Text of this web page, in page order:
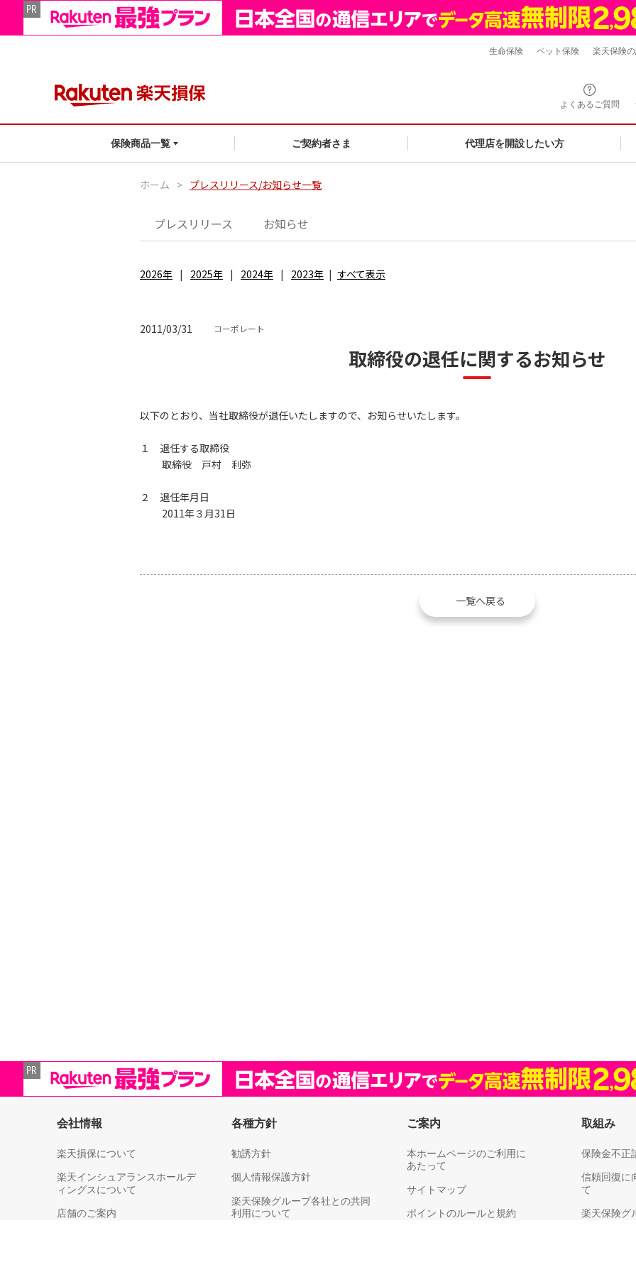
よくあるご質問
保険商品一覧 ご契約者さま 代理店を開設したい方
生命保険 ペット保険 楽天保険
ホーム > プレスリリース/お知らせ一覧
プレスリリース お知らせ
2026年 2025年 2024年 2023年 すべて表示
2011/03/31 コーポレート
取締役の退任に関するお知らせ
以下のとおり、当社取締役が退任いたしますので、お知らせいたします。
１ 退任する取締役
取締役 戸村 利弥
２ 退任年月日
2011年３月31日
一覧へ戻る
会社情報
楽天損保について
楽天インシュアランスホールデ
ィングスについて
店舗のご案内
各種方針
勧誘方針
個人情報保護方針
楽天保険グループ各社との共同
利用について
ご案内
本ホームページのご利用に
あたって
サイトマップ
ポイントのルールと規約
取組み
保険金不正
信頼回復に
て
楽天保険グ